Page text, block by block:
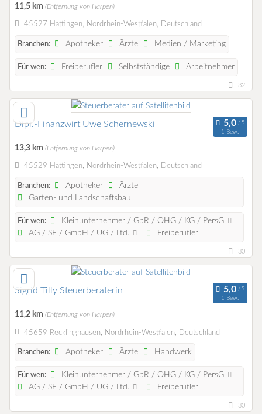
11,5 km (Entfernung von Harpen)
45527 Hattingen, Nordrhein-Westfalen, Deutschland
Branchen: Apotheker Ärzte Medien / Marketing
Für wen: Freiberufler Selbstständige Arbeitnehmer
32
Dipl.-Finanzwirt Uwe Schernewski
1 Bew.
13,3 km (Entfernung von Harpen)
45529 Hattingen, Nordrhein-Westfalen, Deutschland
Branchen: Apotheker
Ärzte
Garten- und Landschaftsbau
Für wen:
Kleinunternehmer / GbR / OHG / KG / PersG
AG / SE / GmbH / UG / Ltd.
Freiberufler
30
Sigrid Tilly Steuerberaterin
1 Bew.
11,2 km (Entfernung von Harpen)
45659 Recklinghausen, Nordrhein-Westfalen, Deutschland
Branchen: Apotheker Ärzte Handwerk
Für wen:
Kleinunternehmer / GbR / OHG / KG / PersG
AG / SE / GmbH / UG / Ltd.
Freiberufler
30